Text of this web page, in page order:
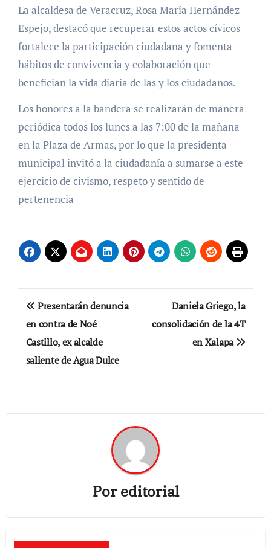
La alcaldesa de Veracruz, Rosa María Hernández
Espejo, destacó que recuperar estos actos cívicos
fortalece la participación ciudadana y fomenta
hábitos de convivencia y colaboración que
benefician la vida diaria de las y los ciudadanos.
Los honores a la bandera se realizarán de manera
periódica todos los lunes a las 7:00 de la mañana
en la Plaza de Armas, por lo que la presidenta
municipal invitó a la ciudadanía a sumarse a este
ejercicio de civismo, respeto y sentido de
pertenencia
Navegación
de
entradas
Presentarán denuncia
en contra de Noé
Castillo, ex alcalde
saliente de Agua Dulce
Daniela Griego, la
consolidación de la 4T
en Xalapa
Poreditorial